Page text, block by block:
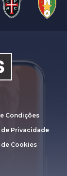
Condições
Privacidade
Cookies